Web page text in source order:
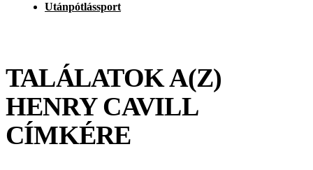
Utánpótlássport
TALÁLATOK A(Z)
HENRY CAVILL
CÍMKÉRE